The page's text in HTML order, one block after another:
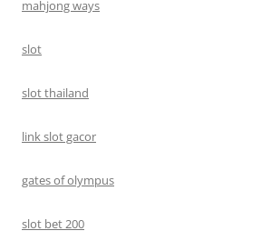
mahjong ways
slot
slot thailand
link slot gacor
gates of olympus
slot bet 200